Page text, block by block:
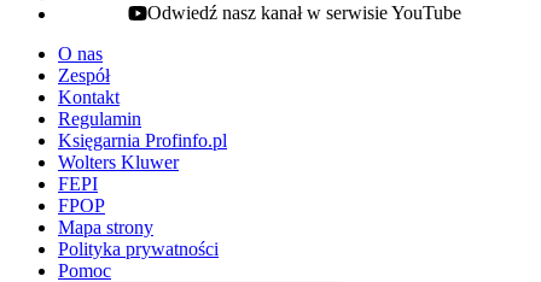
youtube - otwiera się w nowej karcie
Odwiedź nasz kanał w serwisie YouTube
O nas
Zespół
Kontakt
Regulamin
Księgarnia Profinfo.pl
Wolters Kluwer
FEPI
FPOP
Mapa strony
Polityka prywatności
Pomoc